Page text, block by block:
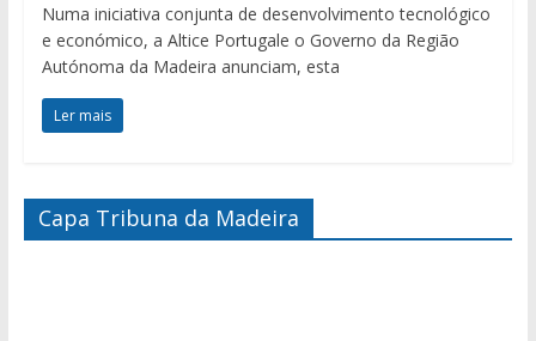
Numa iniciativa conjunta de desenvolvimento tecnológico
e económico, a Altice Portugale o Governo da Região
Autónoma da Madeira anunciam, esta
Ler mais
Capa Tribuna da Madeira